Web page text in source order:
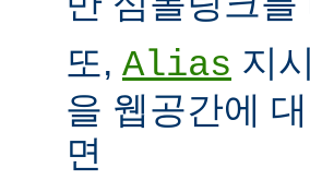
또, Alias 지
을 웹공간에
면